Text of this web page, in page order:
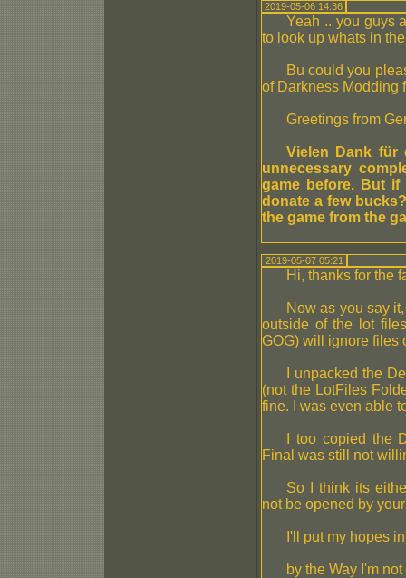
2019-05-06 14:36
Yeah .. you guys
to look up whats in
Bu could you
of Darkness Modding
Greetings from
Vielen Dank für
unnecessary
game before. But
donate a few
the game from the
2019-05-07 05:21
Hi, thanks for the
Now as you say
outside of the lot
GOG) will ignore files
I unpacked the
(not the LotFiles
fine. I was even able
I too copied the
Final was still not
So I think its
not be opened by
I'll put my hopes
by the Way I'm